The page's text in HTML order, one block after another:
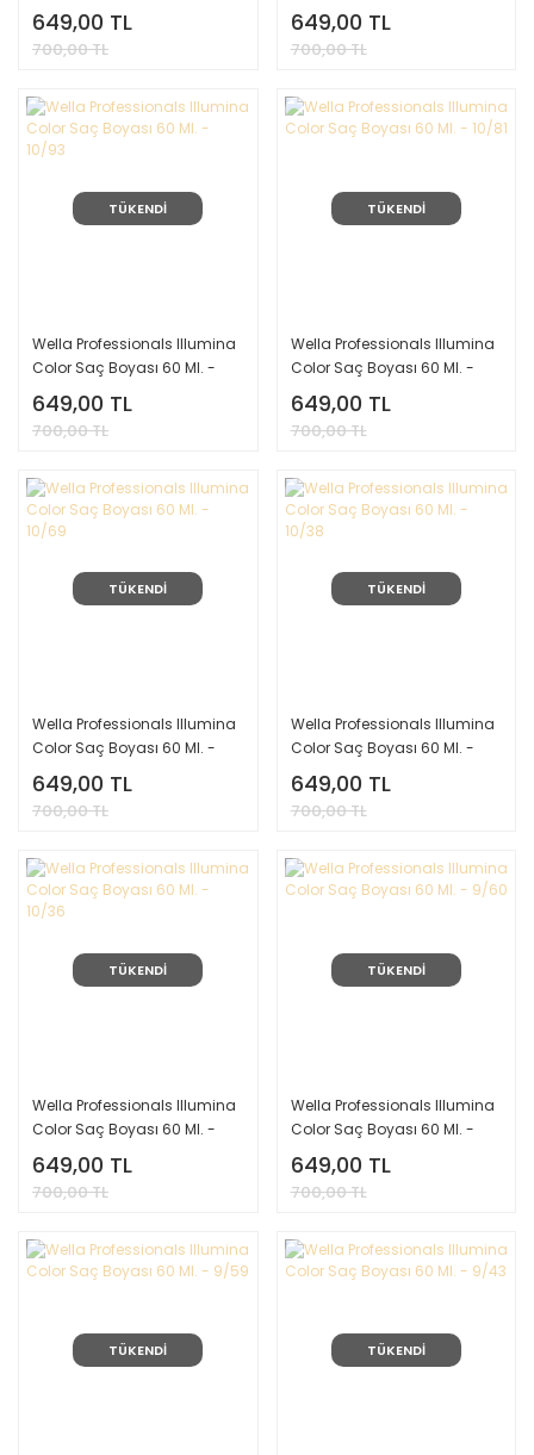
Copper Peach
649,00 TL
700,00 TL
Chrome Olive
649,00 TL
700,00 TL
TÜKENDİ
Wella Professionals Illumina
Color Saç Boyası 60 Ml. -
10/93
649,00 TL
700,00 TL
TÜKENDİ
Wella Professionals Illumina
Color Saç Boyası 60 Ml. -
10/81
649,00 TL
700,00 TL
TÜKENDİ
Wella Professionals Illumina
Color Saç Boyası 60 Ml. -
10/69
649,00 TL
700,00 TL
TÜKENDİ
Wella Professionals Illumina
Color Saç Boyası 60 Ml. -
10/38
649,00 TL
700,00 TL
TÜKENDİ
Wella Professionals Illumina
Color Saç Boyası 60 Ml. -
10/36
649,00 TL
700,00 TL
TÜKENDİ
Wella Professionals Illumina
Color Saç Boyası 60 Ml. -
9/60
649,00 TL
700,00 TL
TÜKENDİ TÜKENDİ